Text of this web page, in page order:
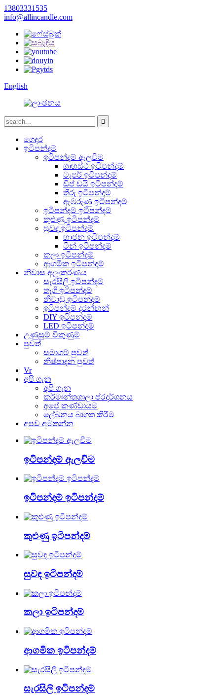
13803331535
info@allincandle.com
English
ගෙදර
ඉටිපන්දම්
ඉටිපන්දම් ඇලවීම
ගෘහස්ථ ඉටිපන්දම්
ටැපර් ඉටිපන්දම්
ඩිප් ඩයි ඉටිපන්දම්
තීරු ඉටිපන්දම්
ඇඹරුණු ඉටිපන්දම්
ඉටිපන්දම් ඉටිපන්දම්
කුළුණු ඉටිපන්දම්
සුවඳ ඉටිපන්දම්
භාජන ඉටිපන්දම්
ටින් ඉටිපන්දම්
කලා ඉටිපන්දම්
ආගමික ඉටිපන්දම්
නිවාස අලංකරණය
සැරසිලි ඉටිපන්දම්
තෑගි ඉටිපන්දම්
නිවාඩු ඉටිපන්දම්
ඉටිපන්දම් දරන්නන්
DIY ඉටිපන්දම්
LED ඉටිපන්දම්
උණුසුම් විකුණුම්
පුවත්
සමාගම් පුවත්
නිෂ්පාදන පුවත්
Vr
අපි ගැන
අපි ගැන
කර්මාන්තශාලා ප්රදර්ශනය
අපේ කණ්ඩායම
ලේඛනය බාගත කිරීම
අපව අමතන්න
ඉටිපන්දම් ඇලවීම
ඉටිපන්දම් ඉටිපන්දම්
කුළුණු ඉටිපන්දම්
සුවඳ ඉටිපන්දම්
කලා ඉටිපන්දම්
ආගමික ඉටිපන්දම්
සැරසිලි ඉටිපන්දම්